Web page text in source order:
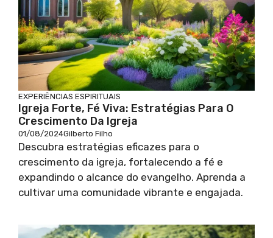
EXPERIÊNCIAS ESPIRITUAIS
Igreja Forte, Fé Viva: Estratégias Para O
Crescimento Da Igreja
01/08/2024Gilberto Filho
Descubra estratégias eficazes para o
crescimento da igreja, fortalecendo a fé e
expandindo o alcance do evangelho. Aprenda a
cultivar uma comunidade vibrante e engajada.